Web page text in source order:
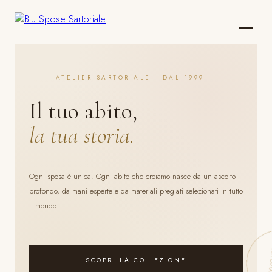
ATELIER SARTORIALE · DAL 1999
Il tuo abito,
la tua storia.
Ogni sposa è unica. Ogni abito che creiamo nasce da un ascolto
profondo, da mani esperte e da materiali pregiati selezionati in tutto
il mondo.
SCOPRI LA COLLEZIONE